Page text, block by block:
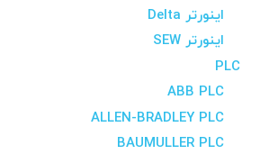
اینورتر Delta
اینورتر SEW
PLC
ABB PLC
ALLEN-BRADLEY PLC
BAUMULLER PLC